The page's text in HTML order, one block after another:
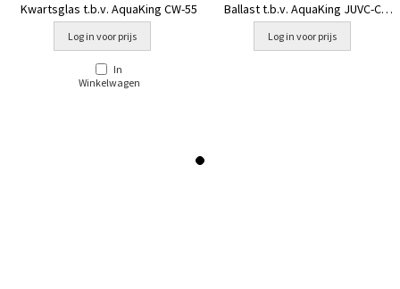
Kwartsglas t.b.v. AquaKing CW-55
Log in voor prijs
In
Winkelwagen
Ballast t.b.v. AquaKing JUVC-CW-
55
Log in voor prijs